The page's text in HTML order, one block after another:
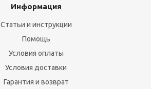
Информация
Статьи и инструкции
Помощь
Условия оплаты
Условия доставки
Гарантия и возврат